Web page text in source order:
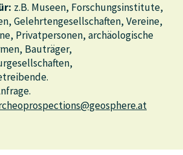
z.B. Museen, Forschungsinstitute,
Gelehrtengesellschaften, Vereine,
Privatpersonen, archäologische
Bauträger,